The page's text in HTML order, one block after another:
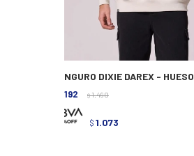
CANGURO DIXIE DAREX - HUESO
1.192 $ 1.490
$ 1.073